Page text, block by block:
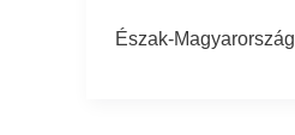
Észak-Magyarország